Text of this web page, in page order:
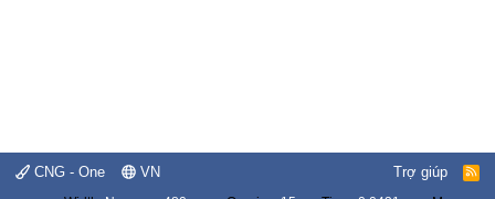
CNG - One VN Trợ giúp
R